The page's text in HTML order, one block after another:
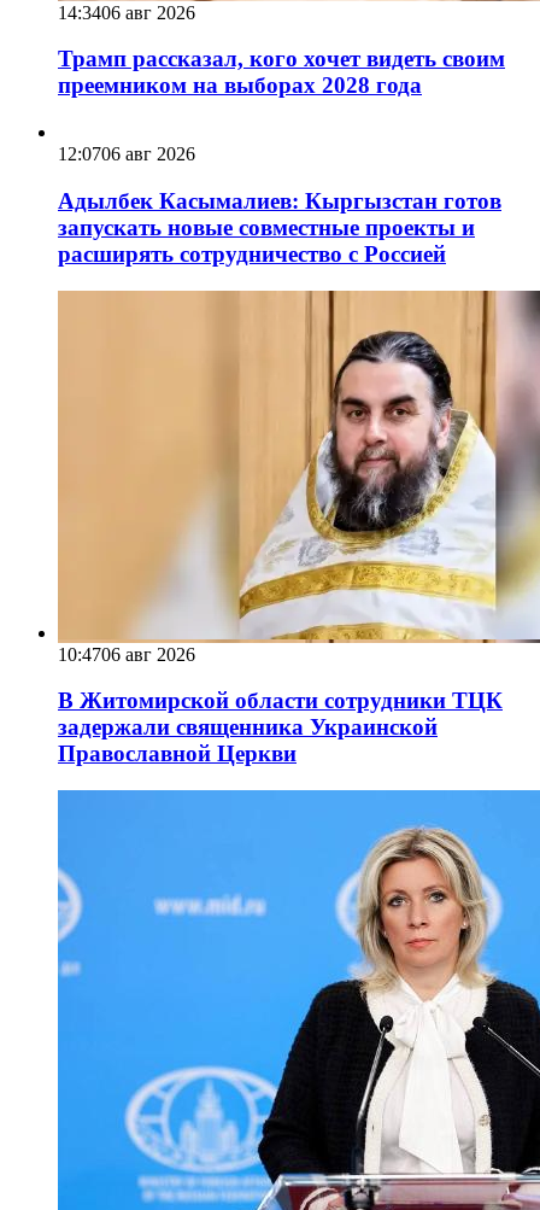
14:3406 авг 2026
Трамп рассказал, кого хочет видеть своим
преемником на выборах 2028 года
12:0706 авг 2026
Адылбек Касымалиев: Кыргызстан готов
запускать новые совместные проекты и
расширять сотрудничество с Россией
10:4706 авг 2026
В Житомирской области сотрудники ТЦК
задержали священника Украинской
Православной Церкви